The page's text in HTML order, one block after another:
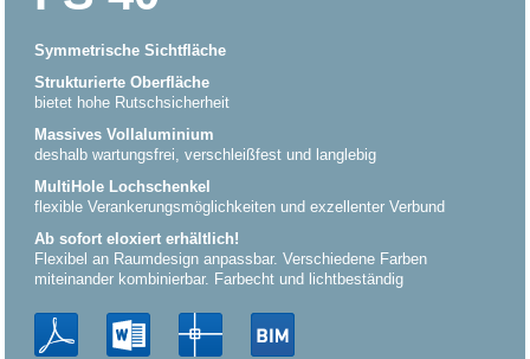
Symmetrische Sichtfläche
Strukturierte Oberfläche
bietet hohe Rutschsicherheit
Massives Vollaluminium
deshalb wartungsfrei, verschleißfest und langlebig
MultiHole Lochschenkel
flexible Verankerungsmöglichkeiten und exzellenter Verbund
Ab sofort eloxiert erhältlich!
Flexibel an Raumdesign anpassbar. Verschiedene Farben
miteinander kombinierbar. Farbecht und lichtbeständig